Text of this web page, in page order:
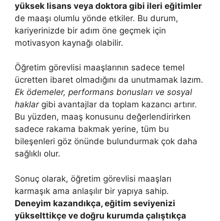
yüksek lisans veya doktora gibi ileri eğitimler
de maaşı olumlu yönde etkiler. Bu durum,
kariyerinizde bir adım öne geçmek için
motivasyon kaynağı olabilir.
Öğretim görevlisi maaşlarının sadece temel
ücretten ibaret olmadığını da unutmamak lazım.
Ek ödemeler, performans bonusları ve sosyal
haklargibi avantajlar da toplam kazancı artırır.
Bu yüzden, maaş konusunu değerlendirirken
sadece rakama bakmak yerine, tüm bu
bileşenleri göz önünde bulundurmak çok daha
sağlıklı olur.
Sonuç olarak, öğretim görevlisi maaşları
karmaşık ama anlaşılır bir yapıya sahip.
Deneyim kazandıkça, eğitim seviyenizi
yükselttikçe ve doğru kurumda çalıştıkça